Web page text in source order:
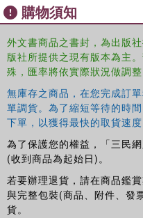
The impact of the League of
Differing historical
system
Techniques and practices of
The political, social,
people living in and
購物須知
外文書商品之書封，為出版
版社所提供之現有版本為主
殊，匯率將依實際狀況做調整
無庫存之商品，在您完成訂
單調貨。為了縮短等待的時
下單，以獲得最快的取貨速
為了保護您的權益，「三民網
(收到商品為起始日)。
若要辦理退貨，請在商品鑑
與完整包裝(商品、附件、發
貨。